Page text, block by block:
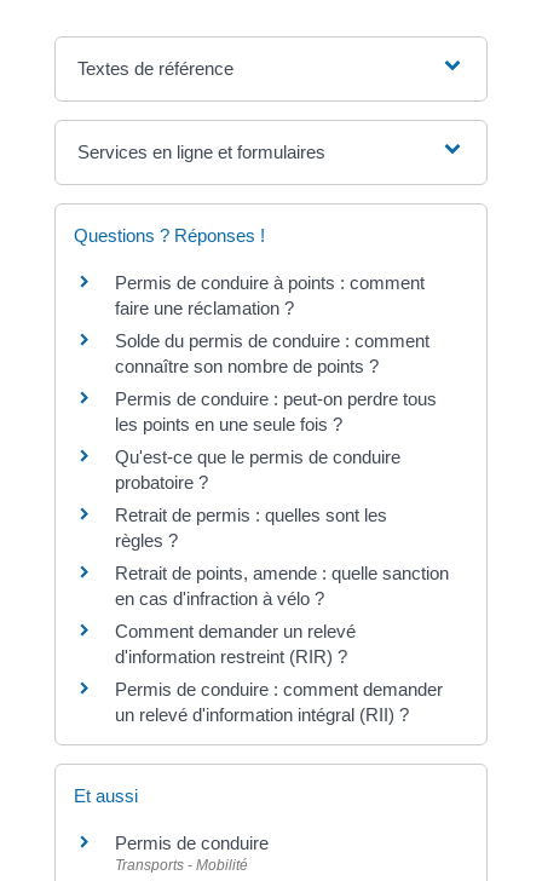
Textes de référence
Services en ligne et formulaires
Questions ? Réponses !
Permis de conduire à points : comment
faire une réclamation ?
Solde du permis de conduire : comment
connaître son nombre de points ?
Permis de conduire : peut-on perdre tous
les points en une seule fois ?
Qu'est-ce que le permis de conduire
probatoire ?
Retrait de permis : quelles sont les
règles ?
Retrait de points, amende : quelle sanction
en cas d'infraction à vélo ?
Comment demander un relevé
d'information restreint (RIR) ?
Permis de conduire : comment demander
un relevé d'information intégral (RII) ?
Et aussi
Permis de conduire
Transports - Mobilité